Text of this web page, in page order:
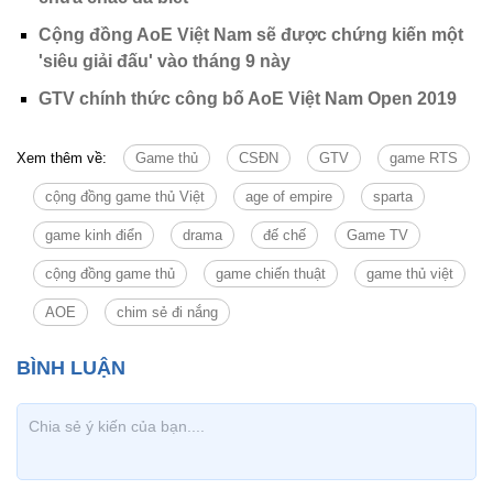
Cộng đồng AoE Việt Nam sẽ được chứng kiến một
'siêu giải đấu' vào tháng 9 này
GTV chính thức công bố AoE Việt Nam Open 2019
Xem thêm về: Game thủ CSĐN GTV game RTS
cộng đồng game thủ Việt age of empire sparta
game kinh điển drama đế chế Game TV
cộng đồng game thủ game chiến thuật game thủ việt
AOE chim sẻ đi nắng